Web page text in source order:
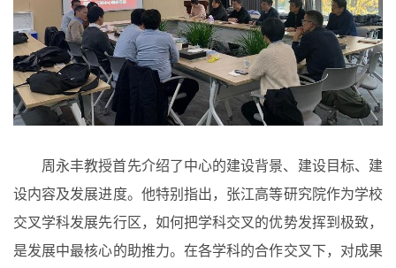
周永丰教授首先介绍了中心的建设背景、建设目标、建
设内容及发展进度。他特别指出，张江高等研究院作为学校
交叉学科发展先行区，如何把学科交叉的优势发挥到极致，
是发展中最核心的助推力。在各学科的合作交叉下，对成果